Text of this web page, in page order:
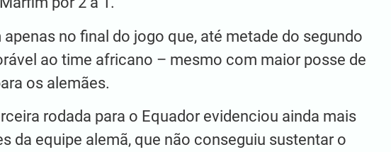
no final do jogo que, até metade do segundo
ao time africano – mesmo com maior posse de
os alemães.
rodada para o Equador evidenciou ainda mais
da equipe alemã, que não conseguiu sustentar o